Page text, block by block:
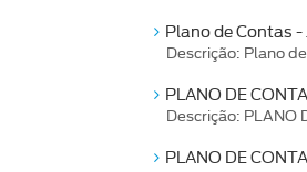
Plano de Contas -
Descrição: Plano
PLANO DE
Descrição: PLANO
PLANO DE